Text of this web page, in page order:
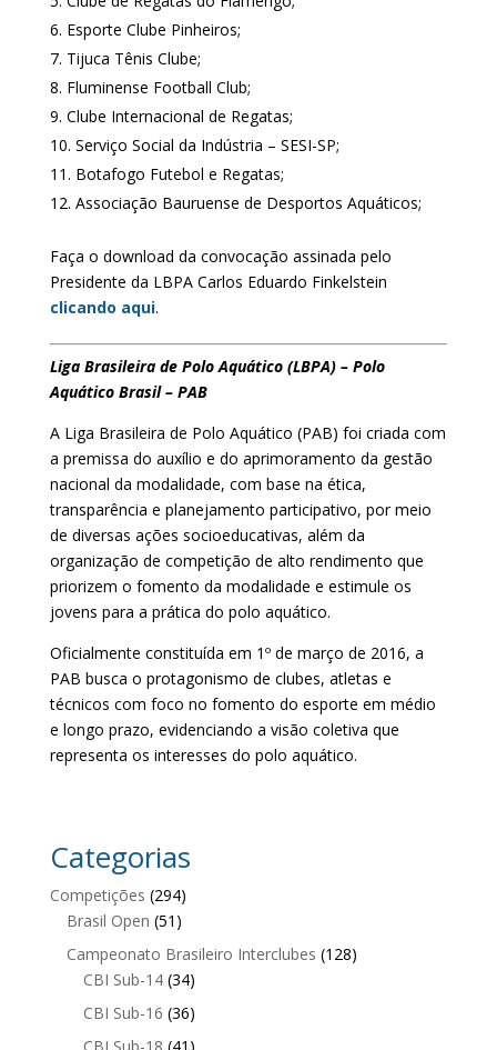
Esporte Clube Pinheiros;
Tijuca Tênis Clube;
Fluminense Football Club;
Clube Internacional de Regatas;
Serviço Social da Indústria – SESI-SP;
Botafogo Futebol e Regatas;
Associação Bauruense de Desportos Aquáticos;
Faça o download da convocação assinada pelo
Presidente da LBPA Carlos Eduardo Finkelstein
clicando aqui.
Liga Brasileira de Polo Aquático (LBPA) – Polo
Aquático Brasil – PAB
A Liga Brasileira de Polo Aquático (PAB) foi criada com
a premissa do auxílio e do aprimoramento da gestão
nacional da modalidade, com base na ética,
transparência e planejamento participativo, por meio
de diversas ações socioeducativas, além da
organização de competição de alto rendimento que
priorizem o fomento da modalidade e estimule os
jovens para a prática do polo aquático.
Oficialmente constituída em 1º de março de 2016, a
PAB busca o protagonismo de clubes, atletas e
técnicos com foco no fomento do esporte em médio
e longo prazo, evidenciando a visão coletiva que
representa os interesses do polo aquático.
Categorias
Competições (294)
Brasil Open (51)
Campeonato Brasileiro Interclubes (128)
CBI Sub-14(34)
CBI Sub-16 (36)